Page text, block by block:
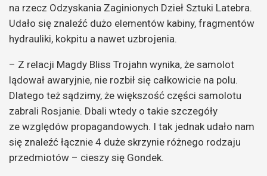
na rzecz Odzyskania Zaginionych Dzieł Sztuki Latebra.
Udało się znaleźć dużo elementów kabiny, fragmentów
hydrauliki, kokpitu a nawet uzbrojenia.
– Z relacji Magdy Bliss Trojahn wynika, że samolot
lądował awaryjnie, nie rozbił się całkowicie na polu.
Dlatego też sądzimy, że większość części samolotu
zabrali Rosjanie. Dbali wtedy o takie szczegóły
ze względów propagandowych. I tak jednak udało nam
się znaleźć łącznie 4 duże skrzynie różnego rodzaju
przedmiotów – cieszy się Gondek.